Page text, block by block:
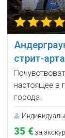
стрит-арта
настоящее в
города.
35 €за